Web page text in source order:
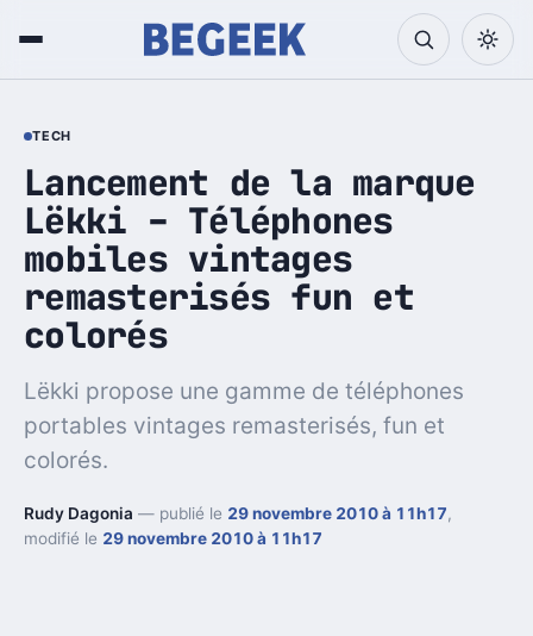
TECH
Lancement de la marque
Lëkki – Téléphones
mobiles vintages
remasterisés fun et
colorés
Lëkki propose une gamme de téléphones
portables vintages remasterisés, fun et
colorés.
Rudy Dagonia — publié le 29 novembre 2010 à 11h17,
modifié le 29 novembre 2010 à 11h17